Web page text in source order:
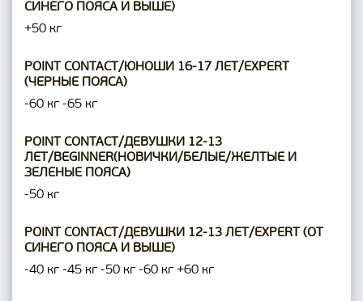
СИНЕГО ПОЯСА И ВЫШЕ)
+50 кг
POINT CONTACT/ЮНОШИ 16-17 ЛЕТ/EXPERT
(ЧЕРНЫЕ ПОЯСА)
-60 кг -65 кг
POINT CONTACT/ДЕВУШКИ 12-13
ЛЕТ/BEGINNER(НОВИЧКИ/БЕЛЫЕ/ЖЕЛТЫЕ И
ЗЕЛЕНЫЕ ПОЯСА)
-50 кг
POINT CONTACT/ДЕВУШКИ 12-13 ЛЕТ/EXPERT (ОТ
СИНЕГО ПОЯСА И ВЫШЕ)
-40 кг -45 кг -50 кг -60 кг +60 кг